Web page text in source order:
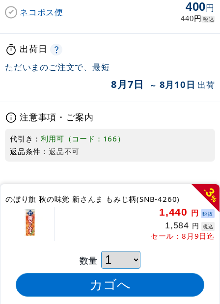
ネコポス便 400円
440円 税込
出荷日
ただいまのご注文で、最短
8月7日 ～ 8月10日 出荷
注意事項・ご案内
代引き：利用可（コード：166）
返品条件： 返品不可
-
3
%
のぼり旗 秋の味覚 新さんま もみじ柄(SNB-4260)
1,440 円 税抜
1,584 円 税込
セール：8月9日迄
数量